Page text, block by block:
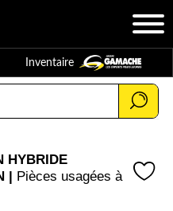
Inventaire
| Pièces usagées à